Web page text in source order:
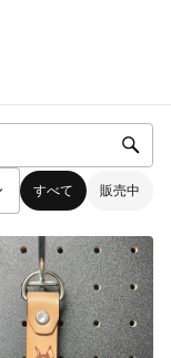
すべて 販売中